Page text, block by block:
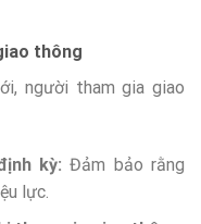
thông
người tham gia giao
kỳ: Đảm bảo rằng
lực.